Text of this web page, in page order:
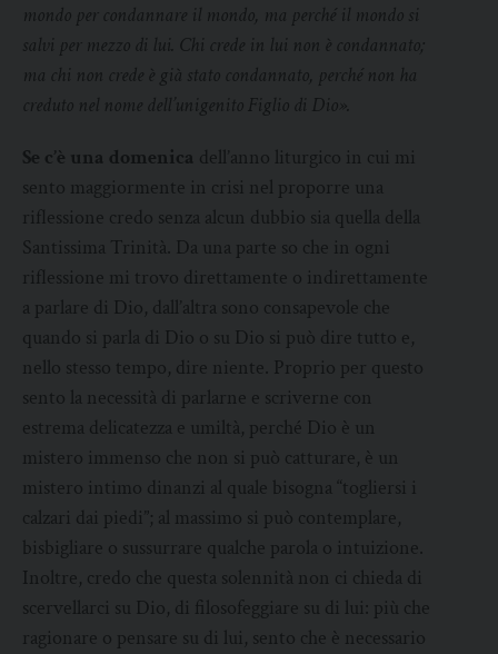
mondo per condannare il mondo, ma perché il mondo si
salvi per mezzo di lui. Chi crede in lui non è condannato;
ma chi non crede è già stato condannato, perché non ha
creduto nel nome dell’unigenito Figlio di Dio».
Se c’è una domenica dell’anno liturgico in cui mi
sento maggiormente in crisi nel proporre una
riflessione credo senza alcun dubbio sia quella della
Santissima Trinità. Da una parte so che in ogni
riflessione mi trovo direttamente o indirettamente
a parlare di Dio, dall’altra sono consapevole che
quando si parla di Dio o su Dio si può dire tutto e,
nello stesso tempo, dire niente. Proprio per questo
sento la necessità di parlarne e scriverne con
estrema delicatezza e umiltà, perché Dio è un
mistero immenso che non si può catturare, è un
mistero intimo dinanzi al quale bisogna “togliersi i
calzari dai piedi”; al massimo si può contemplare,
bisbigliare o sussurrare qualche parola o intuizione.
Inoltre, credo che questa solennità non ci chieda di
scervellarci su Dio, di filosofeggiare su di lui: più che
ragionare o pensare su di lui, sento che è necessario